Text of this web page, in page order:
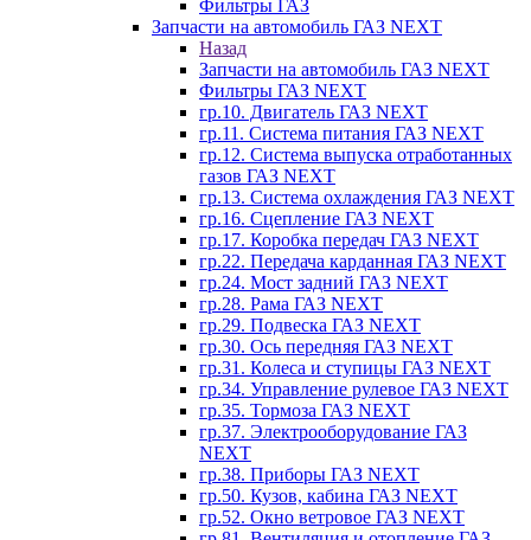
Фильтры ГАЗ
Запчасти на автомобиль ГАЗ NEXT
Назад
Запчасти на автомобиль ГАЗ NEXT
Фильтры ГАЗ NEXT
гр.10. Двигатель ГАЗ NEXT
гр.11. Система питания ГАЗ NEXT
гр.12. Система выпуска отработанных
газов ГАЗ NEXT
гр.13. Система охлаждения ГАЗ NEXT
гр.16. Сцепление ГАЗ NEXT
гр.17. Коробка передач ГАЗ NEXT
гр.22. Передача карданная ГАЗ NEXT
гр.24. Мост задний ГАЗ NEXT
гр.28. Рама ГАЗ NEXT
гр.29. Подвеска ГАЗ NEXT
гр.30. Ось передняя ГАЗ NEXT
гр.31. Колеса и ступицы ГАЗ NEXT
гр.34. Управление рулевое ГАЗ NEXT
гр.35. Тормоза ГАЗ NEXT
гр.37. Электрооборудование ГАЗ
NEXT
гр.38. Приборы ГАЗ NEXT
гр.50. Кузов, кабина ГАЗ NEXT
гр.52. Окно ветровое ГАЗ NEXT